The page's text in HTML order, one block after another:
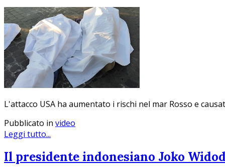
L'attacco USA ha aumentato i rischi nel mar Rosso e
Pubblicato in video
Leggi tutto...
Il presidente indonesiano Joko